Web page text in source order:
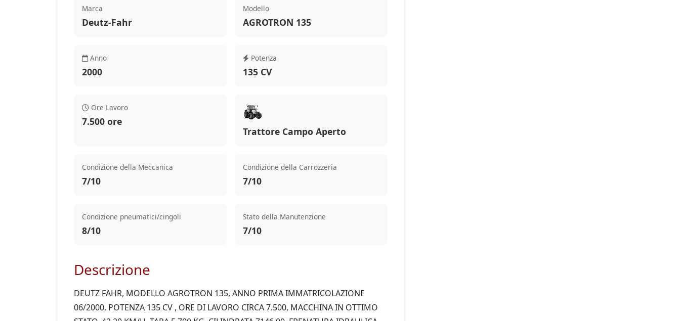
Marca
Deutz-Fahr
Modello
AGROTRON 135
Anno
2000
Potenza
135 CV
Ore Lavoro
7.500 ore
Trattore Campo Aperto
Condizione della Meccanica
7/10
Condizione della Carrozzeria
7/10
Condizione pneumatici/cingoli
8/10
Stato della Manutenzione
7/10
Descrizione
DEUTZ FAHR, MODELLO AGROTRON 135, ANNO PRIMA IMMATRICOLAZIONE
06/2000, POTENZA 135 CV , ORE DI LAVORO CIRCA 7.500, MACCHINA IN OTTIMO